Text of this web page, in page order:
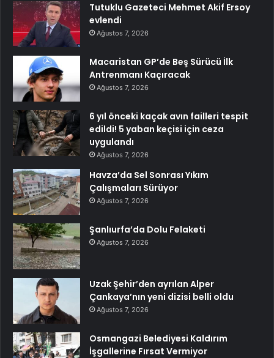
Tutuklu Gazeteci Mehmet Akif Ersoy
evlendi
Ağustos 7, 2026
Macaristan GP’de Beş Sürücü İlk
Antrenmanı Kaçıracak
Ağustos 7, 2026
6 yıl önceki kaçak avın failleri tespit
edildi! 5 yaban keçisi için ceza
uygulandı
Ağustos 7, 2026
Havza’da Sel Sonrası Yıkım
Çalışmaları Sürüyor
Ağustos 7, 2026
Şanlıurfa’da Dolu Felaketi
Ağustos 7, 2026
Uzak Şehir’den ayrılan Alper
Çankaya’nın yeni dizisi belli oldu
Ağustos 7, 2026
Osmangazi Belediyesi Kaldırım
İşgallerine Fırsat Vermiyor